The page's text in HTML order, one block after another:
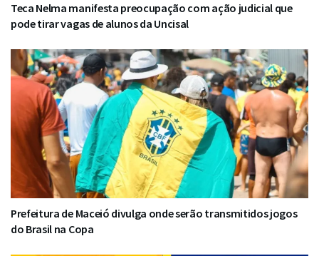
Teca Nelma manifesta preocupação com ação judicial que
pode tirar vagas de alunos da Uncisal
Prefeitura de Maceió divulga onde serão transmitidos jogos
do Brasil na Copa